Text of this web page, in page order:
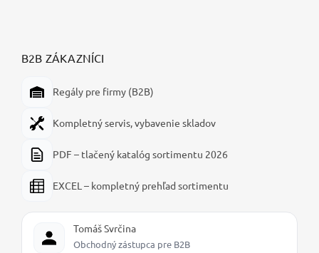
B2B ZÁKAZNÍCI
Regály pre firmy (B2B)
Kompletný servis, vybavenie skladov
PDF – tlačený katalóg sortimentu 2026
EXCEL – kompletný prehľad sortimentu
Tomáš Svrčina
Obchodný zástupca pre B2B